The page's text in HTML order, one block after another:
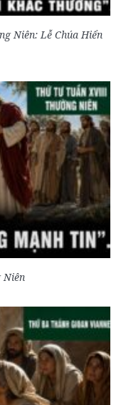
Niên: Lễ Chúa Hiển
Niên